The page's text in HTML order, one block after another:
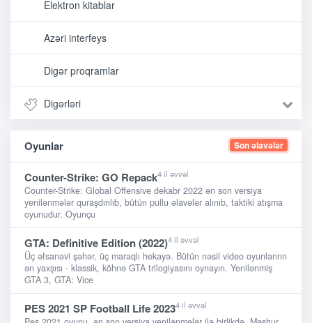
Elektron kitablar
Azəri interfeys
Digər proqramlar
Digərləri
Oyunlar Son əlavələr
Counter-Strike: GO Repack4 il əvvəl
Counter-Strike: Global Offensive dekabr 2022 ən son versiya
yenilənmələr quraşdırılıb, bütün pullu əlavələr alınıb, taktiki atışma
oyunudur. Oyunçu
GTA: Definitive Edition (2022)4 il əvvəl
Üç əfsanəvi şəhər, üç maraqlı hekayə. Bütün nəsil video oyunlarınn
ən yaxşısı - klassik, köhnə GTA trilogiyasını oynayın. Yenilənmiş
GTA 3, GTA: Vice
PES 2021 SP Football Life 20234 il əvvəl